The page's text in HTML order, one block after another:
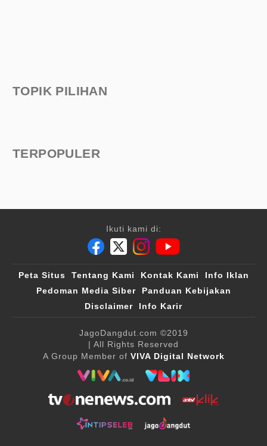
TOPIK PILIHAN
TERPOPULER
Ikuti kami di:
Peta Situs Tentang Kami Kontak Kami
Info Iklan
Pedoman Media Siber
Panduan Kebijakan
Disclaimer
Info Karir
JagoDangdut.com ©2019
| All Rights Reserved
A Group Member of VIVA Digital Network